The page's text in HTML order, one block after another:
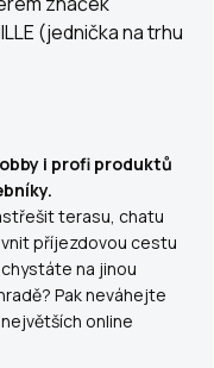
(jednička na trhu
i profi produktů
terasu, chatu
příjezdovou cestu
na jinou
Pak neváhejte
online